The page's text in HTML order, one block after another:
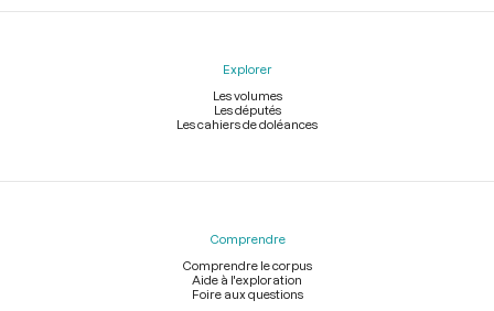
Explorer
Les volumes
Les députés
Les cahiers de doléances
Comprendre
Comprendre le corpus
Aide à l'exploration
Foire aux questions